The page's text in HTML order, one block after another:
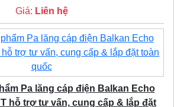
Giá: Liên hệ
Pa lăng cáp điện Balkan Echo
hỗ trợ tư vấn, cung cấp & lắp đặt